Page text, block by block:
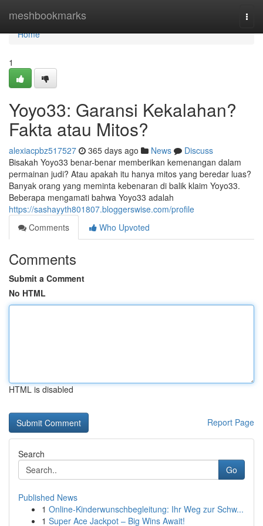
meshbookmarks
Home
Home
1
Yoyo33: Garansi Kekalahan?
Fakta atau Mitos?
alexiacpbz517527 365 days ago News
Discuss
Bisakah Yoyo33 benar-benar memberikan kemenangan dalam
permainan judi? Atau apakah itu hanya mitos yang beredar luas?
Banyak orang yang meminta kebenaran di balik klaim Yoyo33.
Beberapa mengamati bahwa Yoyo33 adalah
https://sashayyth801807.bloggerswise.com/profile
Comments
Who Upvoted
Comments
Submit a Comment
No HTML
HTML is disabled
Report Page
Search
Go
Published News
1 Online-Kinderwunschbegleitung: Ihr Weg zur Schw...
1 Super Ace Jackpot – Big Wins Await!